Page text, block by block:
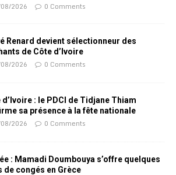
2026 0 Comments
Renard devient sélectionneur des
de Côte d’Ivoire
2026 0 Comments
d’Ivoire : le PDCI de Tidjane Thiam
sa présence à la fête nationale
2026 0 Comments
: Mamadi Doumbouya s’offre quelques
de congés en Grèce